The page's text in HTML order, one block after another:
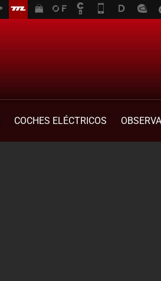
COCHES ELÉCTRICOS